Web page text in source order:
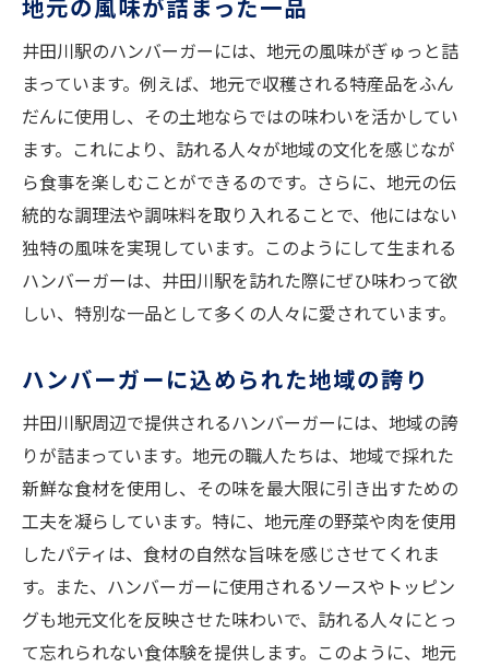
地元の風味が詰まった一品
井田川駅のハンバーガーには、地元の風味がぎゅっと詰
まっています。例えば、地元で収穫される特産品をふん
だんに使用し、その土地ならではの味わいを活かしてい
ます。これにより、訪れる人々が地域の文化を感じなが
ら食事を楽しむことができるのです。さらに、地元の伝
統的な調理法や調味料を取り入れることで、他にはない
独特の風味を実現しています。このようにして生まれる
ハンバーガーは、井田川駅を訪れた際にぜひ味わって欲
しい、特別な一品として多くの人々に愛されています。
ハンバーガーに込められた地域の誇り
井田川駅周辺で提供されるハンバーガーには、地域の誇
りが詰まっています。地元の職人たちは、地域で採れた
新鮮な食材を使用し、その味を最大限に引き出すための
工夫を凝らしています。特に、地元産の野菜や肉を使用
したパティは、食材の自然な旨味を感じさせてくれま
す。また、ハンバーガーに使用されるソースやトッピン
グも地元文化を反映させた味わいで、訪れる人々にとっ
て忘れられない食体験を提供します。このように、地元